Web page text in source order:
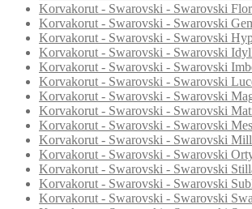
Korvakorut - Swarovski - Swarovski
Korvakorut - Swarovski - Swarovski
Korvakorut - Swarovski - Swarovski
Korvakorut - Swarovski - Swarovski
Korvakorut - Swarovski - Swarovski
Korvakorut - Swarovski - Swarovski
Korvakorut - Swarovski - Swarovski
Korvakorut - Swarovski - Swarovski
Korvakorut - Swarovski - Swarovski
Korvakorut - Swarovski - Swarovski
Korvakorut - Swarovski - Swarovski
Korvakorut - Swarovski - Swarovski
Korvakorut - Swarovski - Swarovski
Korvakorut - Swarovski - Swarovski